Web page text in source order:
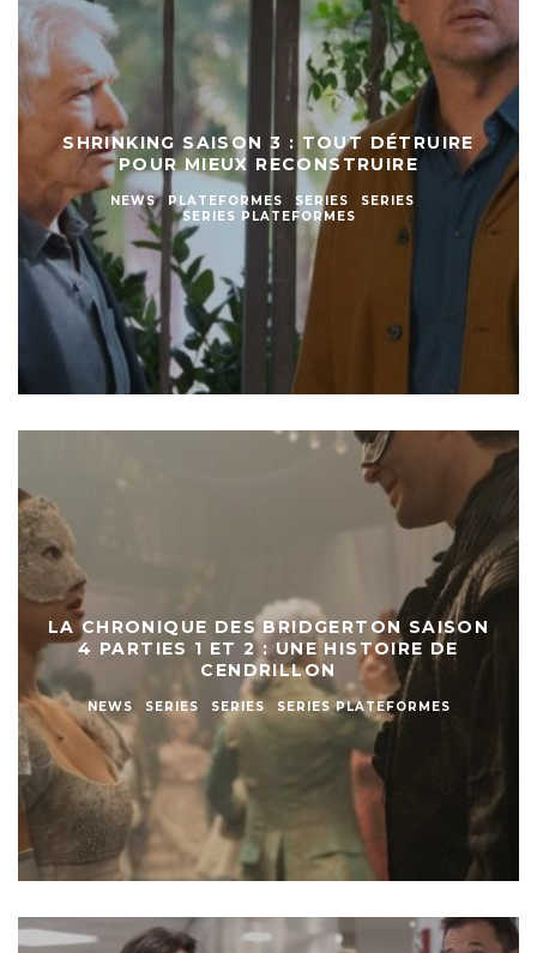
SHRINKING SAISON 3 : TOUT DÉTRUIRE
POUR MIEUX RECONSTRUIRE
NEWS PLATEFORMES SERIES
SERIES
SERIES PLATEFORMES
LA CHRONIQUE DES BRIDGERTON SAISON
4 PARTIES 1 ET 2 : UNE HISTOIRE DE
CENDRILLON
NEWS SERIES SERIES SERIES PLATEFORMES